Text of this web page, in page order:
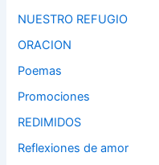
NUESTRO REFUGIO
ORACION
Poemas
Promociones
REDIMIDOS
Reflexiones de amor